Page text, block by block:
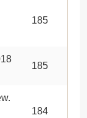
185
185
184